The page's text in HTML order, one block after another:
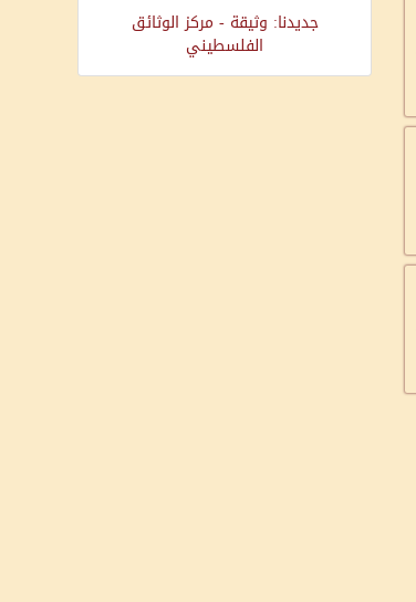
جديدنا: وثيقة - مركز الوثائق
الفلسطيني